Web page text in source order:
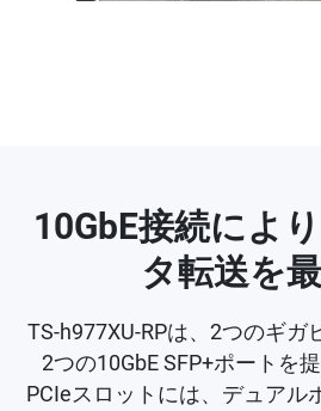
10GbE接続によ
タ転送を
TS-h977XU-RPは、2つのギガ
2つの10GbE SFP+ポートを
PCIeスロットには、デュアル